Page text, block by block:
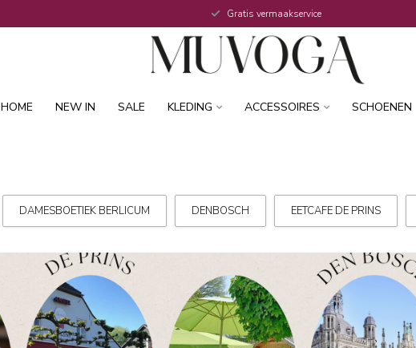
Gratis vermaakservice
HOME NEW IN SALE KLEDING ACCESSOIRES SCHOENEN
DAMESBOETIEK BERLICUM DENBOSCH EETCAFE DE PRINS